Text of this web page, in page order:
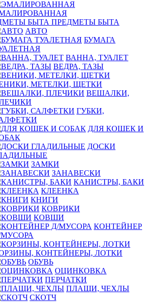
ПРЕДМЕТЫ БЫТА
АВТО
БУМАГА
ВАННА, ТУАЛЕТ
ВЕДРА, ТАЗЫ
МЕТЕЛКИ, ЩЕТКИ
ВЕШАЛКИ,
ГУБКИ,
ДЛЯ КОШЕК И
ДОСКИ
ЗАМКИ
ЗАНАВЕСКИ
КАНИСТРЫ, БАКИ
КЛЕЕНКА
КНИГИ
КОВРИКИ
КОВШИ
КОНТЕЙНЕР
МУСОРА
КОНТЕЙНЕРЫ, ЛОТКИ
ОБУВЬ
ОЦИНКОВКА
ПЕРЧАТКИ
ПЛАЩИ, ЧЕХЛЫ
СКОТЧ